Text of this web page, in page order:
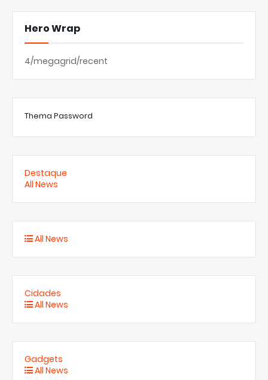
Hero Wrap
4/megagrid/recent
Thema Password
Destaque
All News
All News
Cidades
All News
Gadgets
All News